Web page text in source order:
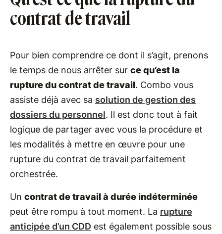
contrat de travail
Pour bien comprendre ce dont il s’agit, prenons
le temps de nous arrêter sur ce qu’est la
rupture du contrat de travail. Combo vous
assiste déjà avec sa solution de gestion des
dossiers du personnel. Il est donc tout à fait
logique de partager avec vous la procédure et
les modalités à mettre en œuvre pour une
rupture du contrat de travail parfaitement
orchestrée.
Un contrat de travail à durée indéterminée
peut être rompu à tout moment. La rupture
anticipée d’un CDD est également possible sous